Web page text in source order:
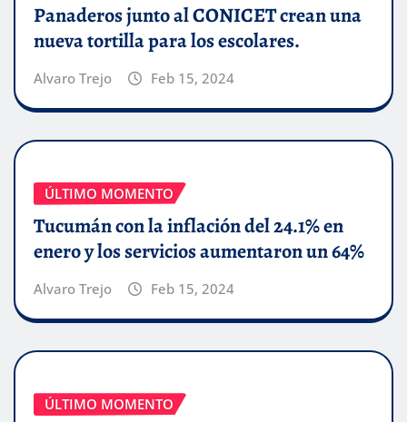
Panaderos junto al CONICET crean una
nueva tortilla para los escolares.
Alvaro Trejo Feb 15, 2024
ÚLTIMO MOMENTO
Tucumán con la inflación del 24.1% en
enero y los servicios aumentaron un 64%
Alvaro Trejo Feb 15, 2024
ÚLTIMO MOMENTO